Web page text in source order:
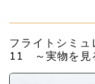
フライトシミ
11 ～実物を見